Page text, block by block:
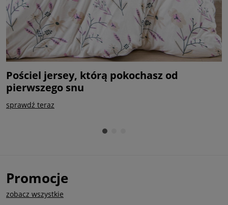
Pościel jersey, którą pokochasz od
pierwszego snu
sprawdź teraz
Promocje
zobacz wszystkie